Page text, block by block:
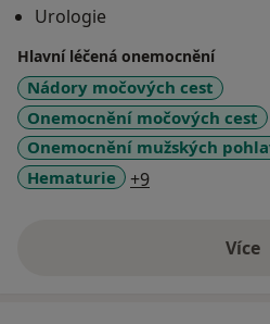
● Jednorázová konzultace bez zápisu do
dokumentace
Prevence Plus- 4.900,-
Urologie
Hlavní léčená onemocnění
Nádory močových cest
Onemocnění močových cest
Onemocnění mužských
Hematurie
+9
Více
o